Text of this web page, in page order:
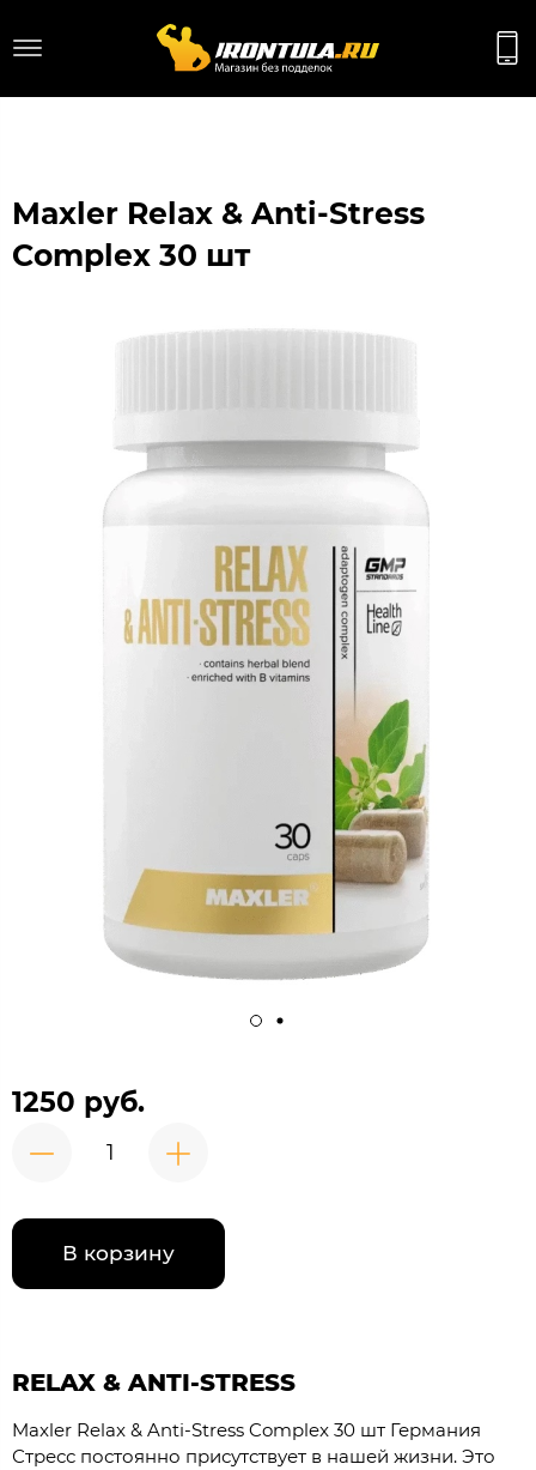
Maxler Relax & Anti-Stress
Complex 30 шт
1250 руб.
В корзину
RELAX & ANTI-STRESS
Maxler Relax & Anti-Stress Complex 30 шт Германия
Стресс постоянно присутствует в нашей жизни. Это